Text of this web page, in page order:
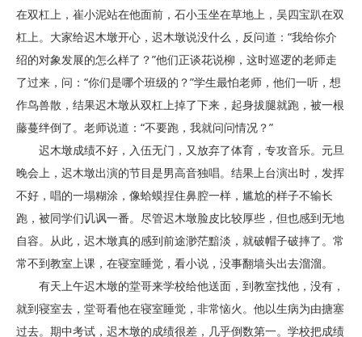
在双杠上，崔小泥站在他面前，石小玉坐在草地上，吴四宝趴在双
杠上。大家给迟木墩开心，迟木墩说没什么，反问道：“我给你介
绍的对象发展的怎么样了？”他们正谈花说柳，这时巡逻的老师走
了过来，问：“你们是哪个班级的？”学生最怕老师，他们一听，想
作鸟兽散，结果迟木墩从双杠上掉了下来，起身拔腿就跑，被一根
藤蔓绊倒了。老师说道：“不要跑，我就问问情况？”
迟木墩成绩不好，入伍无门，又放弃了体育，专攻音乐。元旦
晚会上，迟木墩出演的节目是男高音独唱。结果上台演出时，发挥
不好，唱的一塌糊涂，像蛤蟆捏住鼻腔一样，尴尬的样子不输长
跑，被同学们讥讽一番。尽管迟木墩脸皮比较厚些，但也感到无地
自容。从此，迟木墩真的感到前途渺茫黯淡，就破帽子破摔了。常
常不到教室上课，在寝室睡觉，看小说，没事翻墙头出去溜溜。
有天上午迟木墩的堂哥来学校给他送面，到教室找他，没有，
就到寝室去，堂哥看他在寝室睡觉，非常恼火。他以生病为由搪塞
过去。期中考试，迟木墩的成绩很差，几乎倒数第一。学校把成绩